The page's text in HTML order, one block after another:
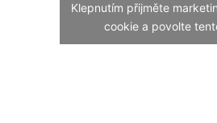
Klepnutím přijměte
cookie a povolte